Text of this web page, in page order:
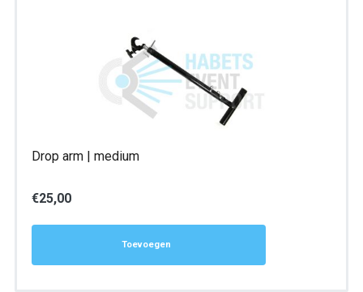
Drop arm | medium
€25,00
Toevoegen